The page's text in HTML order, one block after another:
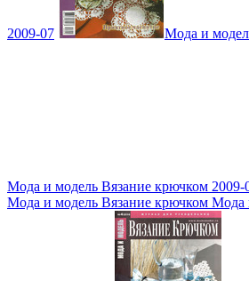
2009-07 Мода и
Мода и модель Вязание крючком 2009-
Мода и модель Вязание крючком Мода